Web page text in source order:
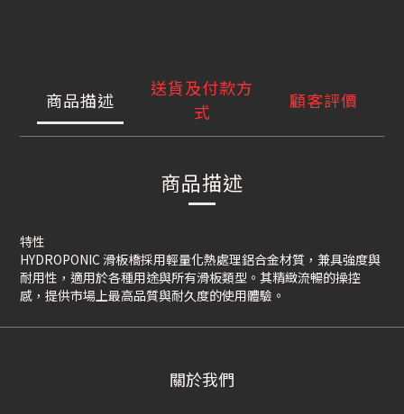
商品描述
送貨及付款方
式
顧客評價
商品描述
特性
HYDROPONIC 滑板橋採用輕量化熱處理鋁合金材質，兼具強度與
耐用性，適用於各種用途與所有滑板類型。其精緻流暢的操控
感，提供市場上最高品質與耐久度的使用體驗。
關於我們